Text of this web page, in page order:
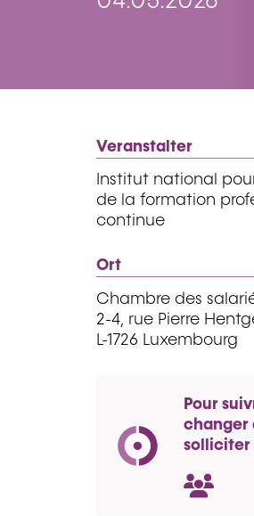
Veranstalter
Institut national
de la formation
continue
Ort
Chambre des
2-4, rue Pierre
L-1726 Luxembourg
Pour
changer
solliciter